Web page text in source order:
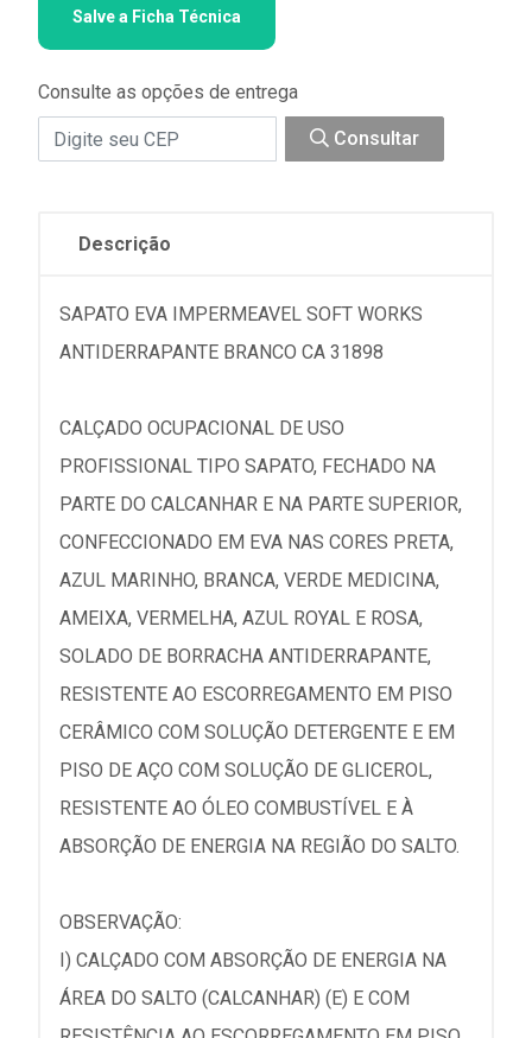
Salve a Ficha Técnica
Consulte as opções de entrega
Consultar
Descrição
SAPATO EVA IMPERMEAVEL SOFT WORKS
ANTIDERRAPANTE BRANCO CA 31898
CALÇADO OCUPACIONAL DE USO
PROFISSIONAL TIPO SAPATO, FECHADO NA
PARTE DO CALCANHAR E NA PARTE SUPERIOR,
CONFECCIONADO EM EVA NAS CORES PRETA,
AZUL MARINHO, BRANCA, VERDE MEDICINA,
AMEIXA, VERMELHA, AZUL ROYAL E ROSA,
SOLADO DE BORRACHA ANTIDERRAPANTE,
RESISTENTE AO ESCORREGAMENTO EM PISO
CERÂMICO COM SOLUÇÃO DETERGENTE E EM
PISO DE AÇO COM SOLUÇÃO DE GLICEROL,
RESISTENTE AO ÓLEO COMBUSTÍVEL E À
ABSORÇÃO DE ENERGIA NA REGIÃO DO SALTO.
OBSERVAÇÃO:
I) CALÇADO COM ABSORÇÃO DE ENERGIA NA
ÁREA DO SALTO (CALCANHAR) (E) E COM